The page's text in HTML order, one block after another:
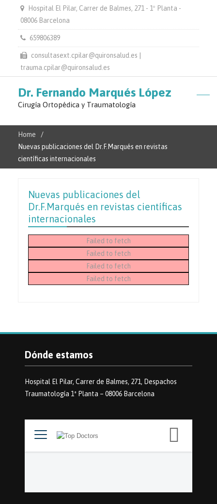
Hospital El Pilar, Carrer de Balmes, 271 - 1º Planta -
08006 Barcelona
659806389
consultasext.cpilar@quironsalud.es |
trauma.cpilar@quironsalud.es
Dr. Fernando Marqués López
Cirugía Ortopédica y Traumatología
Home
Nuevas publicaciones del Dr.F.Marqués en revistas
científicas internacionales
Nuevas publicaciones del
Dr.F.Marqués en revistas científicas
internacionales
Failed to fetch
Failed to fetch
Failed to fetch
Failed to fetch
Dónde estamos
Hospital El Pilar, Carrer de Balmes, 271, Despachos
Traumatología 1ª Planta – 08006 Barcelona